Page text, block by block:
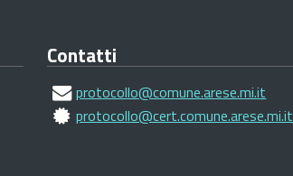
Contatti
protocollo@comune.arese.mi.it
protocollo@cert.comune.arese.mi.it